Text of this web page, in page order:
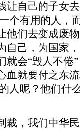
让自己的子女
个有用的人，
他们去变成废
自己，为国家
就会“毁人不倦
血就要付之东
人呢？他们什
裁，我们中华